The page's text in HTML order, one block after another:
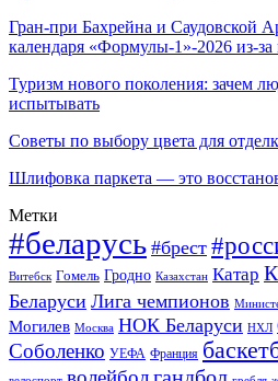
Гран-при Бахрейна и Саудовской
календаря «Формулы-1»-2026 из-
Туризм нового поколения: зачем
испытывать
Советы по выбору цвета для
Шлифовка паркета — это
Метки
#беларусь #брест
Витебск Гомель Гродно Казахстан Катар
Беларуси Лига чемпионов
Могилев Москва НОК Беларуси НХЛ
Соболенко УЕФА Франция